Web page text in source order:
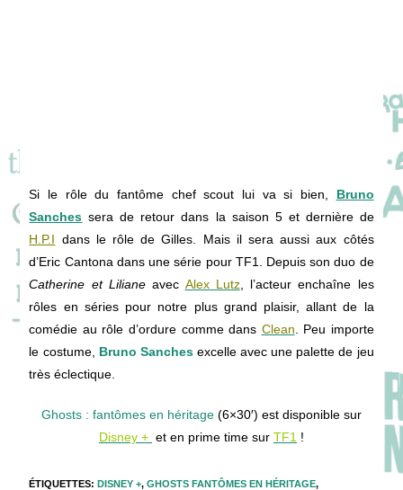
Si le rôle du fantôme chef scout lui va si bien, Bruno
Sanches sera de retour dans la saison 5 et dernière de
H.P.I dans le rôle de Gilles. Mais il sera aussi aux côtés
d’Eric Cantona dans une série pour TF1. Depuis son duo de
Catherine et Lilianeavec Alex Lutz, l’acteur enchaîne les
rôles en séries pour notre plus grand plaisir, allant de la
comédie au rôle d’ordure comme dans Clean . Peu importe
le costume, Bruno Sanchesexcelle avec une palette de jeu
trèséclectique
Ghosts : fantômes en héritage (6×30′) est disponible sur
Disney + et en prime time sur TF1 !
ÉTIQUETTES:DISNEY +, GHOSTS FANTÔMES EN HÉRITAGE,